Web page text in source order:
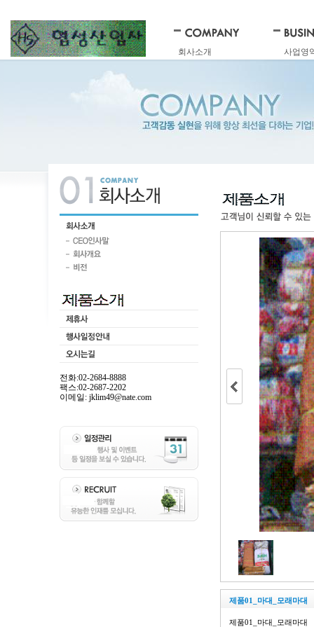
회사소개 사업영
전화:02-2684-8888
팩스:02-2687-2202
이메일: jklim49@nate.com
제품01_마대_모래마대
제품01_마대_모래마대